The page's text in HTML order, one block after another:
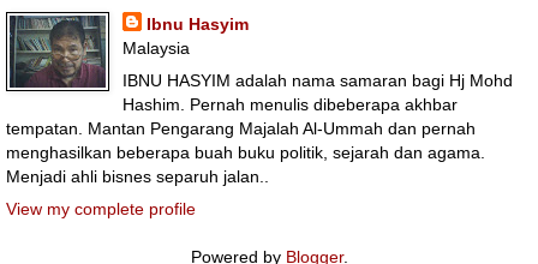
Ibnu Hasyim
Malaysia
IBNU HASYIM adalah nama samaran bagi Hj Mohd
Hashim. Pernah menulis dibeberapa akhbar
tempatan. Mantan Pengarang Majalah Al-Ummah dan pernah
menghasilkan beberapa buah buku politik, sejarah dan agama.
Menjadi ahli bisnes separuh jalan..
View my complete profile
Powered by Blogger.